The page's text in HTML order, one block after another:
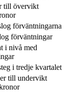
till övervikt
förväntningarna
förväntningar
i nivå med
i tredje kvartalet
till undervikt